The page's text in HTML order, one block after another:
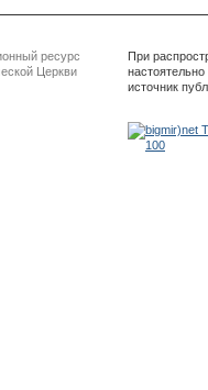
ресурс
Церкви
При
источник